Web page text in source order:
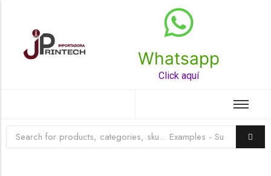
Whatsapp
Click aquí
Top Rated Product
TERMINAL UNIP INT 35KV 2/0-350 MCM